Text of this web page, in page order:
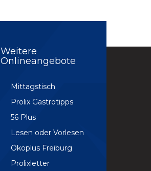
Weitere
Onlineangebote
Mittagstisch
Prolix Gastrotipps
56 Plus
Lesen oder Vorlesen
Ökoplus Freiburg
Prolixletter